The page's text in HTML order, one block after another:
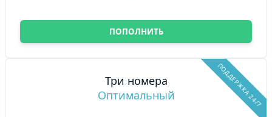
ПОПОЛНИТЬ
ПОДДЕРЖКА 24/7
Три номера
Оптимальный